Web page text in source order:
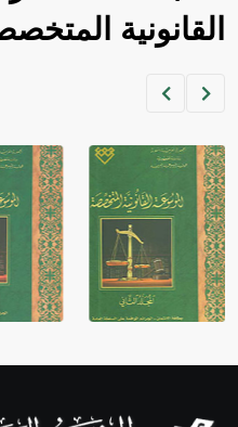
القانونية